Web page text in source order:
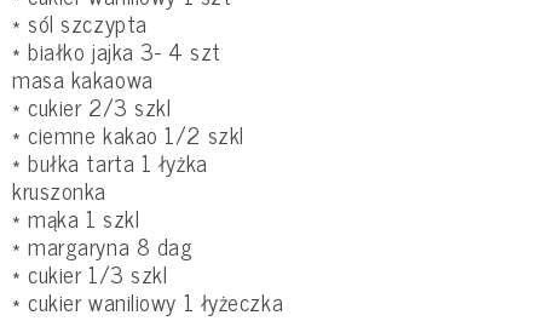
* sól szczypta
* białko jajka 3- 4 szt
masa kakaowa
* cukier 2/3 szkl
* ciemne kakao 1/2 szkl
* bułka tarta 1 łyżka
kruszonka
* mąka 1 szkl
* margaryna 8 dag
* cukier 1/3 szkl
* cukier waniliowy 1 łyżeczka